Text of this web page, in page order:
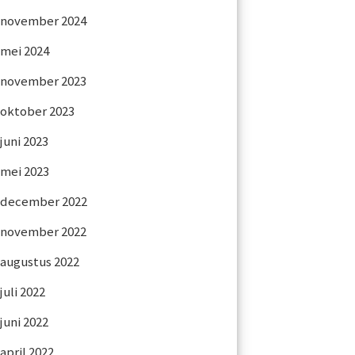
november 2024
mei 2024
november 2023
oktober 2023
juni 2023
mei 2023
december 2022
november 2022
augustus 2022
juli 2022
juni 2022